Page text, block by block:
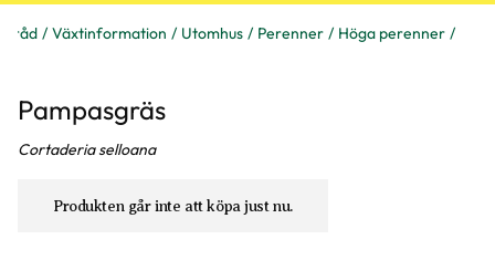
råd Växtinformation Utomhus Perenner Höga perenner
Pampasgräs
Cortaderia selloana
Produkten går inte att köpa just nu.